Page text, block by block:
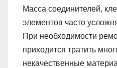
Масса соединителей,
элементов часто
При необходимости
приходится тратить
некачественные